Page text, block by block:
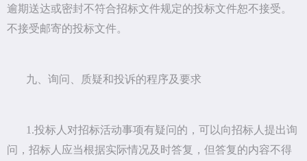
逾期送达或密封不符合招标文件规定的投标文件恕不接受。
不接受邮寄的投标文件。
九、询问、质疑和投诉的程序及要求
1.投标人对招标活动事项有疑问的，可以向招标人提出询
问，招标人应当根据实际情况及时答复，但答复的内容不得